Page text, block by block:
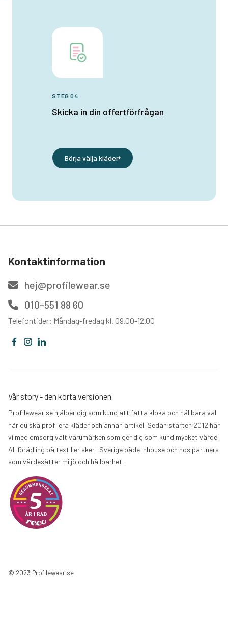
STEG 04
Skicka in din offertförfrågan
Börja välja kläder
Kontaktinformation
hej@profilewear.se
010-551 88 60
Telefontider: Måndag-fredag kl. 09.00-12.00
Vår story - den korta versionen
Profilewear.se hjälper dig som kund att fatta kloka och hållbara val
när du ska profilera kläder och annan artikel. Sedan starten 2012 har
vi med omsorg valt varumärken som ger dig som kund mycket värde.
All förädling på textilier sker i Sverige både inhouse och hos partners
som värdesätter miljö och hållbarhet.
© 2023 Profilewear.se